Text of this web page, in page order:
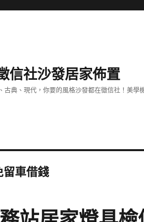
信社沙發居家佈置
古典、現代，你要的風格沙發都在徵信社！美學
留車借錢